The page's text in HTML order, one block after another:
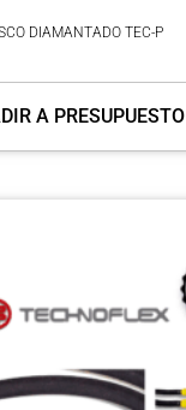
DIAMANTADO TEC-P
A PRESUPUESTO